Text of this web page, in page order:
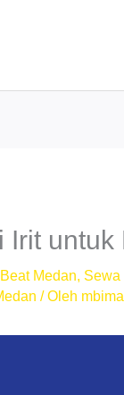
Medan, Sewa
/ Oleh